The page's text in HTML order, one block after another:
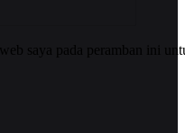
saya pada peramban ini